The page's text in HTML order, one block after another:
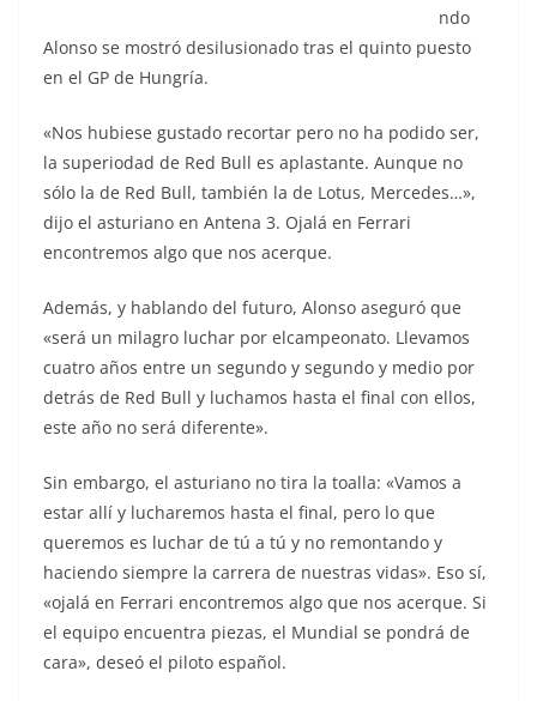
ndo
Alonso se mostró desilusionado tras el quinto puesto
en el GP de Hungría.
«Nos hubiese gustado recortar pero no ha podido ser,
la superiodad de Red Bull es aplastante. Aunque no
sólo la de Red Bull, también la de Lotus, Mercedes…»,
dijo el asturiano en Antena 3. Ojalá en Ferrari
encontremos algo que nos acerque.
Además, y hablando del futuro, Alonso aseguró que
«será un milagro luchar por elcampeonato. Llevamos
cuatro años entre un segundo y segundo y medio por
detrás de Red Bull y luchamos hasta el final con ellos,
este año no será diferente».
Sin embargo, el asturiano no tira la toalla: «Vamos a
estar allí y lucharemos hasta el final, pero lo que
queremos es luchar de tú a tú y no remontando y
haciendo siempre la carrera de nuestras vidas». Eso sí,
«ojalá en Ferrari encontremos algo que nos acerque. Si
el equipo encuentra piezas, el Mundial se pondrá de
cara», deseó el piloto español.